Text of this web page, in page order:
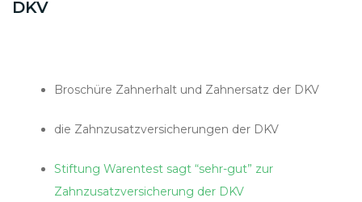
DKV
Broschüre Zahnerhalt und Zahnersatz der DKV
die Zahnzusatzversicherungen der DKV
Stiftung Warentest sagt “sehr-gut” zur
Zahnzusatzversicherung der DKV